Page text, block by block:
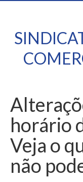
horário
Veja o
não